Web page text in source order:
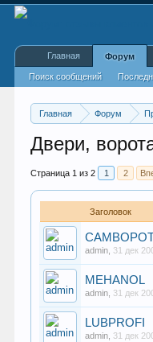
Главная Форум
Двери,
Страница 1 из 2 1 2
Заголовок
admin 31 дек
MEHANOL
admin 31 дек
LUBPROFI
admin 31 дек
Главная Форум
Поиск сообщений